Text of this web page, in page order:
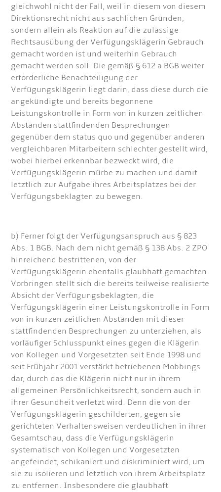
gleichwohl nicht der Fall, weil in diesem von diesem
Direktionsrecht nicht aus sachlichen Gründen,
sondern allein als Reaktion auf die zulässige
Rechtsausübung der Verfügungsklägerin Gebrauch
gemacht worden ist und weiterhin Gebrauch
gemacht werden soll. Die gemäß § 612 a BGB weiter
erforderliche Benachteiligung der
Verfügungsklägerin liegt darin, dass diese durch die
angekündigte und bereits begonnene
Leistungskontrolle in Form von in kurzen zeitlichen
Abständen stattfindenden Besprechungen
gegenüber dem status quo und gegenüber anderen
vergleichbaren Mitarbeitern schlechter gestellt wird,
wobei hierbei erkennbar bezweckt wird, die
Verfügungsklägerin mürbe zu machen und damit
letztlich zur Aufgabe ihres Arbeitsplatzes bei der
Verfügungsbeklagten zu bewegen.
b) Ferner folgt der Verfügungsanspruch aus § 823
Abs. 1 BGB. Nach dem nicht gemäß § 138 Abs. 2 ZPO
hinreichend bestrittenen, von der
Verfügungsklägerin ebenfalls glaubhaft gemachten
Vorbringen stellt sich die bereits teilweise realisierte
Absicht der Verfügungsbeklagten, die
Verfügungsklägerin einer Leistungskontrolle in Form
von in kurzen zeitlichen Abständen mit dieser
stattfindenden Besprechungen zu unterziehen, als
vorläufiger Schlusspunkt eines gegen die Klägerin
von Kollegen und Vorgesetzten seit Ende 1998 und
seit Frühjahr 2001 verstärkt betriebenen Mobbings
dar, durch das die Klägerin nicht nur in ihrem
allgemeinen Persönlichkeitsrecht, sondern auch in
ihrer Gesundheit verletzt wird. Denn die von der
Verfügungsklägerin geschilderten, gegen sie
gerichteten Verhaltensweisen verdeutlichen in ihrer
Gesamtschau, dass die Verfügungsklägerin
systematisch von Kollegen und Vorgesetzten
angefeindet, schikaniert und diskriminiert wird, um
sie zu isolieren und letztlich von ihrem Arbeitsplatz
zu entfernen. Insbesondere die glaubhaft